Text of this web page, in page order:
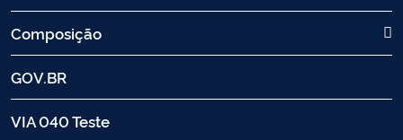
Composição
GOV.BR
VIA 040 Teste